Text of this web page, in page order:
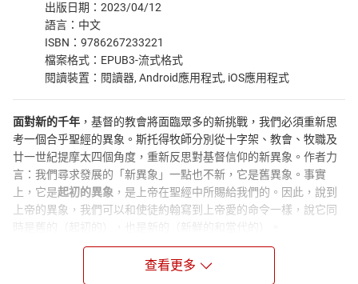
出版日期：2023/04/12
語言：中文
ISBN：9786267233221
檔案格式：EPUB3-流式格式
閱讀裝置：閱讀器, Android應用程式, iOS應用程式
面對新的千年 ，基督的教會將面臨眾多的新挑戰，我們必須重新思
考一個合乎聖經的異象。斯托得牧師分別從十字架、教會、牧職及
廿一世紀提摩太四個角度，重新反思對基督信仰的新異象。作者力
言：我們尋求發展的「新異象」一點也不新，它是舊異象。事實
上，它是起初的異象 ，是上帝在聖經中所賜給我們的。因此，說到
上帝的異象，我們可以和使徒約翰寫到上帝愛的命令一樣，說它同
時是舊的（起初的），也是新的（新鮮的和當代的）。
輯錄了斯托得牧師在「新千年‧新異象」講座中的四篇講詞，
又加上各堂講座中回應講員的文稿；書中並附有作者在會前之演講
查看更多